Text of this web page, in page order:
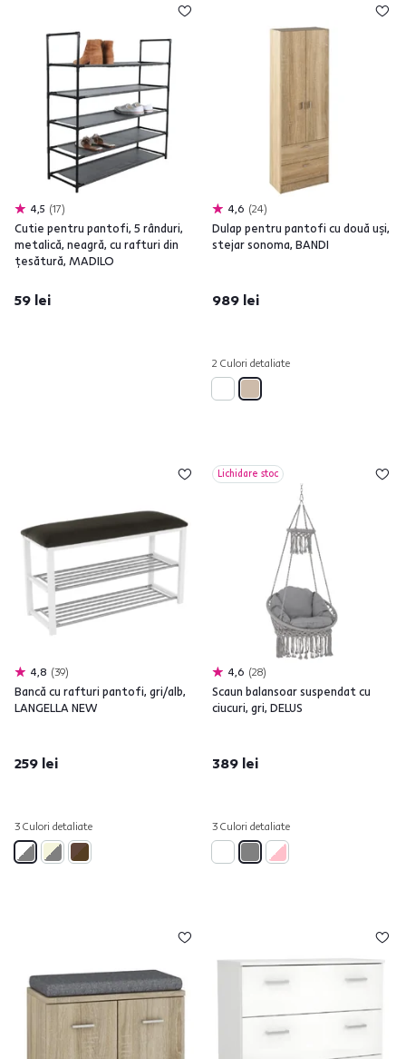
4,5 17
Cutie pentru pantofi, 5 rânduri,
metalică, neagră, cu rafturi din
ţesătură, MADILO
59 lei
4,6 24
Dulap pentru pantofi cu două uşi,
stejar sonoma, BANDI
989 lei
2 Culori detaliate
4,8 39
Bancă cu rafturi pantofi, gri/alb,
LANGELLA NEW
259 lei
3 Culori detaliate
Lichidare stoc
4,6 28
Scaun balansoar suspendat cu
ciucuri, gri, DELUS
389 lei
3 Culori detaliate